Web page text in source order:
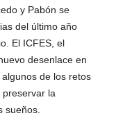
y Pabón se
del último año
El ICFES, el
desenlace en
de los retos
la
sueños.